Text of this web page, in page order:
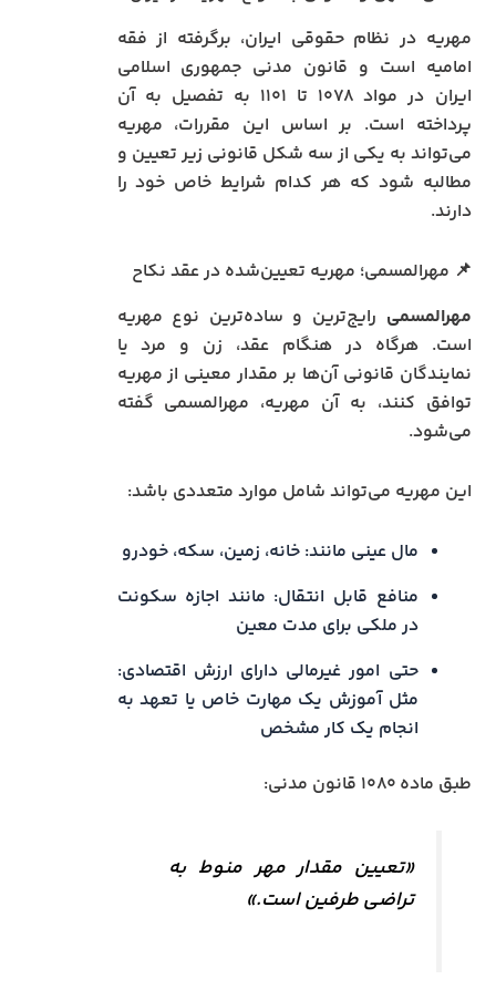
مهریه در نظام حقوقی ایران، برگرفته از فقه
امامیه است و قانون مدنی جمهوری اسلامی
ایران در مواد ۱۰۷۸ تا ۱۱۰۱ به تفصیل به آن
پرداخته است. بر اساس این مقررات، مهریه
می‌تواند به یکی از سه شکل قانونی زیر تعیین و
مطالبه شود که هر کدام شرایط خاص خود را
دارند.
📌 مهرالمسمی؛ مهریه تعیین‌شده در عقد نکاح
مهرالمسمی رایج‌ترین و ساده‌ترین نوع مهریه
است. هرگاه در هنگام عقد، زن و مرد یا
نمایندگان قانونی آن‌ها بر مقدار معینی از مهریه
توافق کنند، به آن مهریه، مهرالمسمی گفته
می‌شود.
این مهریه می‌تواند شامل موارد متعددی باشد:
مال عینی مانند: خانه، زمین، سکه، خودرو
منافع قابل انتقال: مانند اجازه سکونت
در ملکی برای مدت معین
حتی امور غیرمالی دارای ارزش اقتصادی:
مثل آموزش یک مهارت خاص یا تعهد به
انجام یک کار مشخص
طبق ماده ۱۰۸۰ قانون مدنی:
«تعیین مقدار مهر منوط به
تراضی طرفین است.»